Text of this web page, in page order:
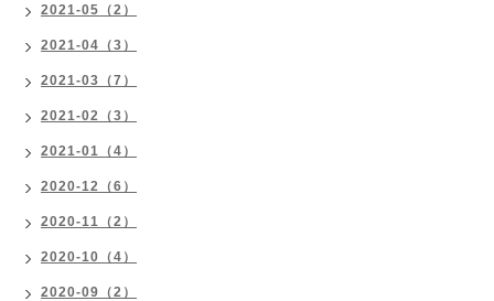
2021-05（2）
2021-04（3）
2021-03（7）
2021-02（3）
2021-01（4）
2020-12（6）
2020-11（2）
2020-10（4）
2020-09（2）